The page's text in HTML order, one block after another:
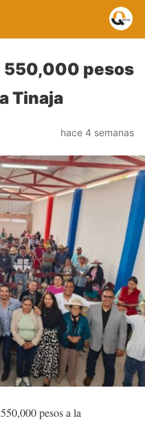
pesos
Tinaja
hace 4 semanas
pesos a la